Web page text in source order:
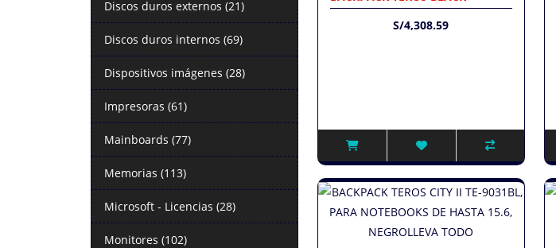
Discos duros externos (21)
Discos duros internos (69)
Dispositivos imágenes (28)
Impresoras (61)
Mainboards (77)
Memorias (113)
Microsoft - Licencias (28)
Monitores (102)
S/4,308.59